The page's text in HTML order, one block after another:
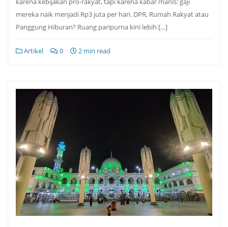
mereka naik menjadi Rp3 juta per hari. DPR, Rumah Rakyat atau
Panggung Hiburan? Ruang paripurna kini lebih […]
Artikel 0 2 min read